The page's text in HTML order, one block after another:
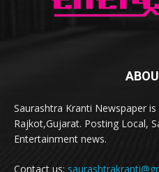
Saurashtra Kranti Newspaper
Rajkot,Gujarat. Posting Local,
Entertainment news.
Contact us: